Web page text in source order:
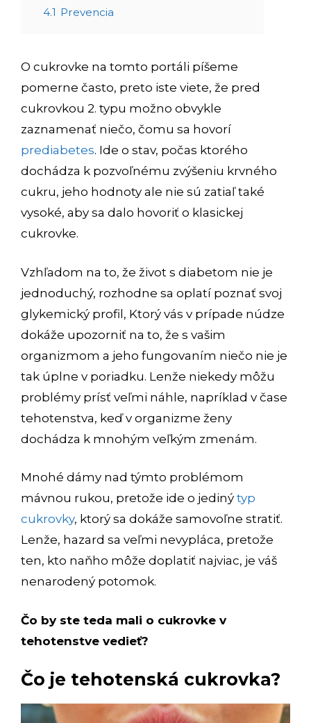
4.1 Prevencia
O cukrovke na tomto portáli píšeme
pomerne často, preto iste viete, že pred
cukrovkou 2. typu možno obvykle
zaznamenať niečo, čomu sa hovorí
prediabetes. Ide o stav, počas ktorého
dochádza k pozvoľnému zvýšeniu krvného
cukru, jeho hodnoty ale nie sú zatiaľ také
vysoké, aby sa dalo hovoriť o klasickej
cukrovke.
Vzhľadom na to, že život s diabetom nie je
jednoduchý, rozhodne sa oplatí poznať svoj
glykemický profil, Ktorý vás v prípade núdze
dokáže upozorniť na to, že s vašim
organizmom a jeho fungovaním niečo nie je
tak úplne v poriadku. Lenže niekedy môžu
problémy prísť veľmi náhle, napríklad v čase
tehotenstva, keď v organizme ženy
dochádza k mnohým veľkým zmenám.
Mnohé dámy nad týmto problémom
mávnou rukou, pretože ide o jediný typ
cukrovky, ktorý sa dokáže samovoľne stratiť.
Lenže, hazard sa veľmi nevypláca, pretože
ten, kto naňho môže doplatiť najviac, je váš
nenarodený potomok.
Čo by ste teda mali o cukrovke v
tehotenstve vedieť?
Čo je tehotenská cukrovka?